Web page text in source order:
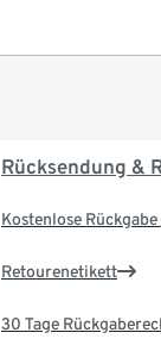
Rücksendung &
Kostenlose
Retourenetikett
30 Tage